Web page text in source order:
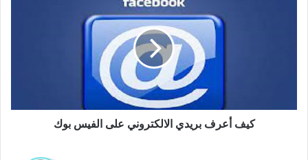
كيف أعرف بريدي الالكتروني على الفيس بوك